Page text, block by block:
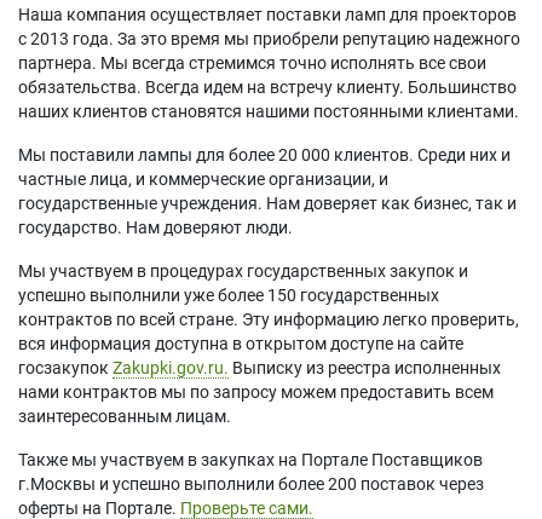
Наша компания осуществляет поставки ламп для проекторов
с 2013 года. За это время мы приобрели репутацию надежного
партнера. Мы всегда стремимся точно исполнять все свои
обязательства. Всегда идем на встречу клиенту. Большинство
наших клиентов становятся нашими постоянными клиентами.
Мы поставили лампы для более 20 000 клиентов. Среди них и
частные лица, и коммерческие организации, и
государственные учреждения. Нам доверяет как бизнес, так и
государство. Нам доверяют люди.
Мы участвуем в процедурах государственных закупок и
успешно выполнили уже более 150 государственных
контрактов по всей стране. Эту информацию легко проверить,
вся информация доступна в открытом доступе на сайте
госзакупок Zakupki.gov.ru. Выписку из реестра исполненных
нами контрактов мы по запросу можем предоставить всем
заинтересованным лицам.
Также мы участвуем в закупках на Портале Поставщиков
г.Москвы и успешно выполнили более 200 поставок через
оферты на Портале. Проверьте сами.